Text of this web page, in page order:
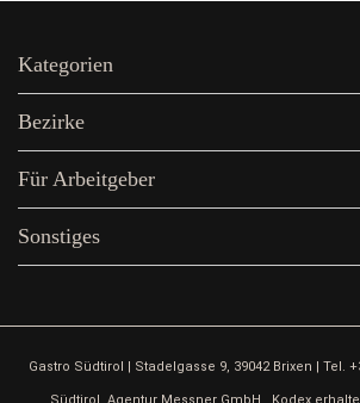
Kategorien
Bezirke
Für Arbeitgeber
Sonstiges
Gastro Südtirol | Stadelgasse 9, 39042 Brixen | Tel.